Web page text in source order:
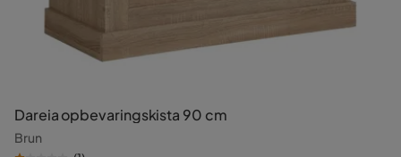
Dareia opbevaringskista 90 cm
Brun